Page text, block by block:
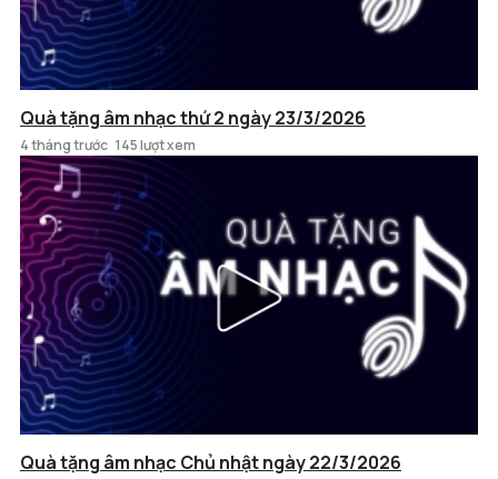
Quà tặng âm nhạc thứ 2 ngày 23/3/2026
4 tháng trước 145 lượt xem
Quà tặng âm nhạc Chủ nhật ngày 22/3/2026